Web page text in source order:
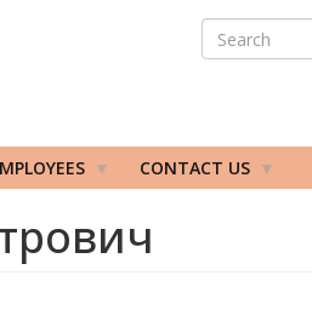
SEARCH
CONTACT US